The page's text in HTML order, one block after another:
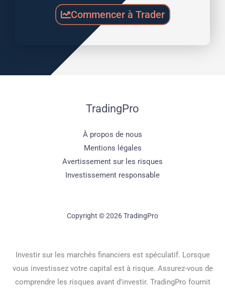
Commencer à Trader
TradingPro
À propos de nous
Mentions légales
Avertissement sur les risques
Investissement responsable
Copyright © 2026 TradingPro
Investir sur les marchés financiers est spéculatif. Lorsque
vous investissez votre capital est à risque. Assurez-vous de
comprendre les risques avant d'investir. TradingPro fournit